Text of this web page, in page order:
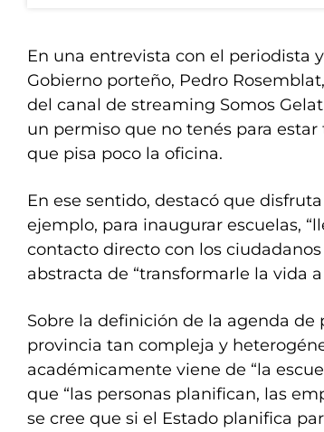
En una entrevista con el periodista
Gobierno porteño, Pedro
del canal de streaming Somos
un permiso que no tenés para
que pisa poco la oficina.
En ese sentido, destacó que
ejemplo, para inaugurar escuelas,
contacto directo con los
abstracta de “transformarle la vida
Sobre la definición de la agenda
provincia tan compleja y
académicamente viene de “la
que “las personas planifican, las
se cree que si el Estado planifica